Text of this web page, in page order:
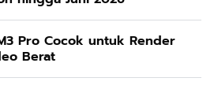
Pro Cocok untuk Render
Berat